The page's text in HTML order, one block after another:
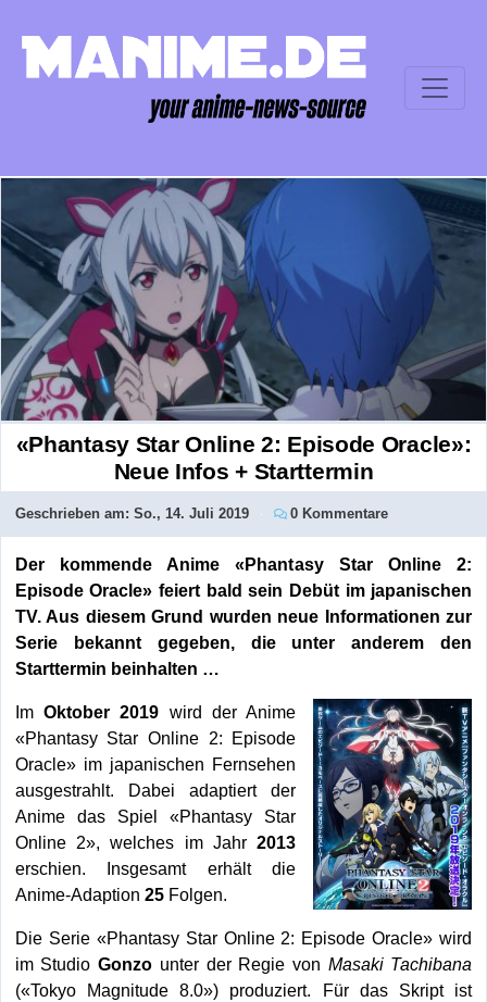
«Phantasy Star Online 2: Episode Oracle»:
Neue Infos + Starttermin
Geschrieben am: So., 14. Juli 2019 0 Kommentare
Der kommende Anime «Phantasy Star Online 2:
Episode Oracle» feiert bald sein Debüt im japanischen
TV. Aus diesem Grund wurden neue Informationen zur
Serie bekannt gegeben, die unter anderem den
Starttermin beinhalten …
ImOktober 2019 wird der Anime
«Phantasy Star Online 2: Episode
Oracle» im japanischen Fernsehen
ausgestrahlt. Dabei adaptiert der
Anime das Spiel «Phantasy Star
Online 2», welches im Jahr2013
erschien. Insgesamt erhält die
Anime-Adaption 25Folgen.
Die Serie «Phantasy Star Online 2: Episode Oracle» wird
im StudioGonzo unter der Regie von Masaki Tachibana
(«Tokyo Magnitude 8.0») produziert. Für das Skript ist